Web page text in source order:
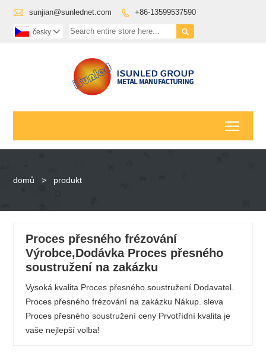
 sunjian@sunlednet.com  +86-13599537590

česky 
domů > produkt
Proces přesného frézování
Výrobce,Dodávka Proces přesného
soustružení na zakázku
Vysoká kvalita Proces přesného soustružení Dodavatel.
Proces přesného frézování na zakázku Nákup. sleva
Proces přesného soustružení ceny Prvotřídní kvalita je
vaše nejlepší volba!